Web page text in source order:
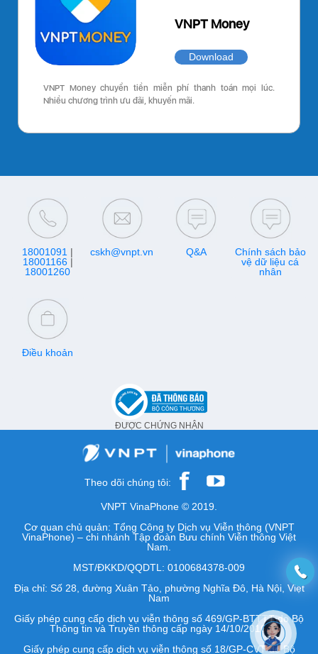
VNPT Money
Download
VNPT Money chuyển tiền miễn phí thanh toán mọi lúc.
Nhiều chương trình ưu đãi, khuyến mãi.
18001091 |
18001166|
18001260
cskh@vnpt.vn Q&A
Chính sách bảo
vệ dữ liệu cá
nhân
Điều khoản
ĐƯỢC CHỨNG NHẬN
Theo dõi chúng tôi:
VNPT VinaPhone © 2019.
Cơ quan chủ quản: Tổng Công ty Dịch vụ Viễn thông (VNPT
VinaPhone) – chi nhánh Tập đoàn Bưu chính Viễn thông Việt
Nam.
MST/ĐKKD/QQDTL: 0100684378-009
Địa chỉ: Số 28, đường Xuân Tảo, phường Nghĩa Đô, Hà Nội, Việt
Nam
Giấy phép cung cấp dịch vụ viễn thông số 469/GP-BTTTT do Bộ
Thông tin và Truyền thông cấp ngày 14/10/2016.
Giấy phép cung cấp dịch vụ viễn thông số 18/GP-CVT do Bộ